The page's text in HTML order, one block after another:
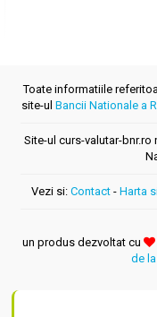
Toate informatiile
site-ul Bancii Nationale a
Site-ul curs-valutar-
Vezi si: Contact - Harta
un produs dezvoltat cu
de